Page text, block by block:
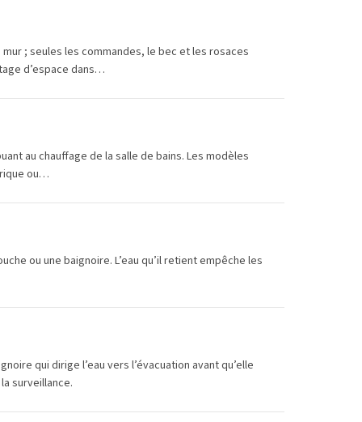
; seules les commandes, le bec et les rosaces
d’espace dans…
au chauffage de la salle de bains. Les modèles
ou…
ou une baignoire. L’eau qu’il retient empêche les
qui dirige l’eau vers l’évacuation avant qu’elle
surveillance.